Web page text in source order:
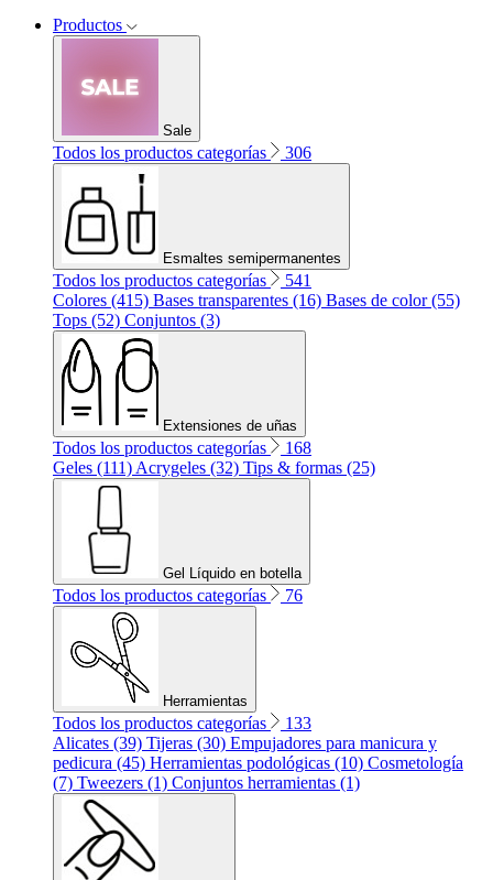
Productos
Sale
Todos los productos categorías 306
Esmaltes semipermanentes
Todos los productos categorías
541
Colores (415) Bases transparentes (16) Bases de color (55)
Tops (52) Conjuntos (3)
Extensiones de uñas
Todos los productos categorías
168
Geles (111) Acrygeles (32) Tips & formas (25)
Gel Líquido en botella
Todos los productos categorías 76
Herramientas
Todos los productos categorías
133
Alicates (39) Tijeras (30) Empujadores para manicura y
pedicura (45) Herramientas podológicas (10) Cosmetología
(7) Tweezers (1) Conjuntos herramientas (1)